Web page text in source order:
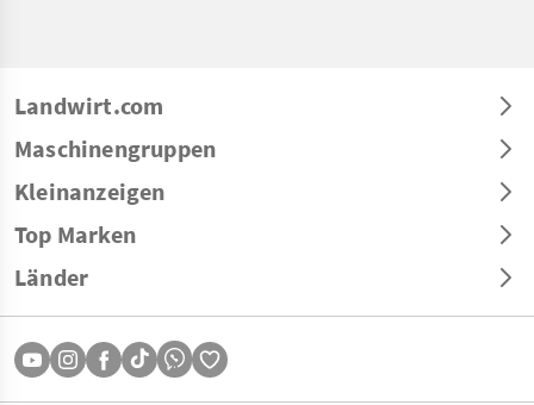
Landwirt.com
Maschinengruppen
Kleinanzeigen
Top Marken
Länder